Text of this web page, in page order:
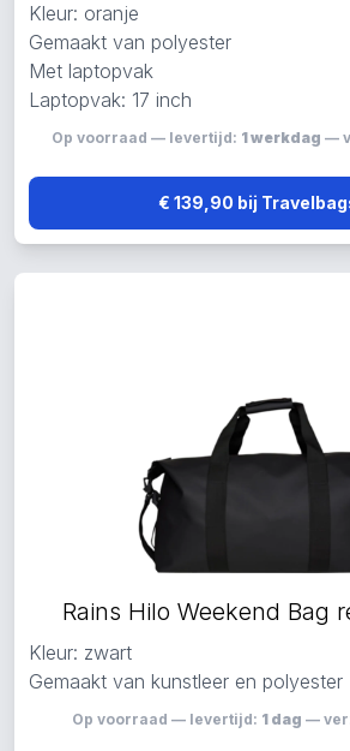
Kleur: oranje
Gemaakt van polyester
Met laptopvak
Laptopvak: 17 inch
Op voorraad — levertijd: 1 werkdag —
€ 139,90 bij
Rains Hilo Weekend Bag
Kleur: zwart
Gemaakt van kunstleer en polyester
Op voorraad — levertijd: 1 dag —